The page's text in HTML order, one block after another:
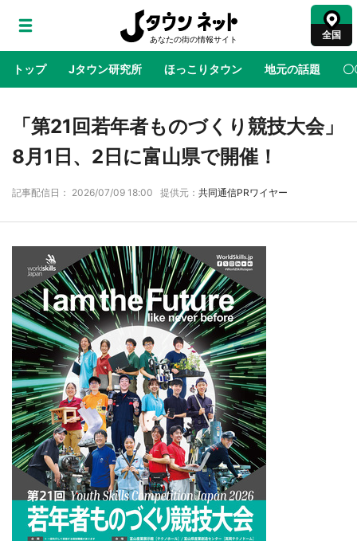
全国
トップ Jタウン研究所 ほっこりタウン 地元の話題 〇
地域×二次元 絶景 あの時はありがとう 物語がはじ
公式プロモ動画で「聖地」が生産されてます
『薬屋のひとりごと』の〝舞〟の世界に入り込
む 六本木ヒルズ展望台でコラボ、本邦初公開
の「猫猫像」も【8／1～10／26】
日向翔陽＆影山飛雄が笹かまを食べる！ アニ
メ『ハイキュー！！』×老舗「鐘崎」コラボで
限定グッズも【8／1～31】
『小林さんちのメイドラゴン』と舞台のモデ
ル・越谷がコラボ 田んぼアートの見頃にあわ
せて企画続々【7／31～】
もっとみる
「第21回若年者ものづくり競技大会」
8月1日、2日に富山県で開催！
記事配信日： 2026/07/09 18:00 提供元： 共同通信PRワイヤー